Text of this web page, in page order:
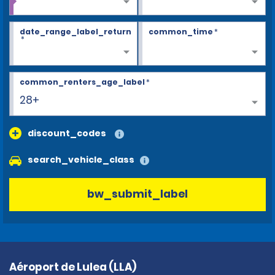
date_range_label_return
*
common_time*
28+
common_renters_age_label*
discount_codes
search_vehicle_class
bw_submit_label
Aéroport de Lulea (LLA)